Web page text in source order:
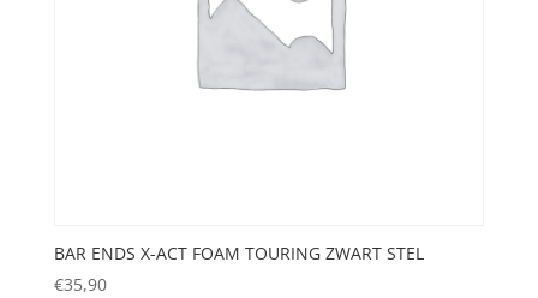
BAR ENDS X-ACT FOAM TOURING ZWART STEL
€35,90